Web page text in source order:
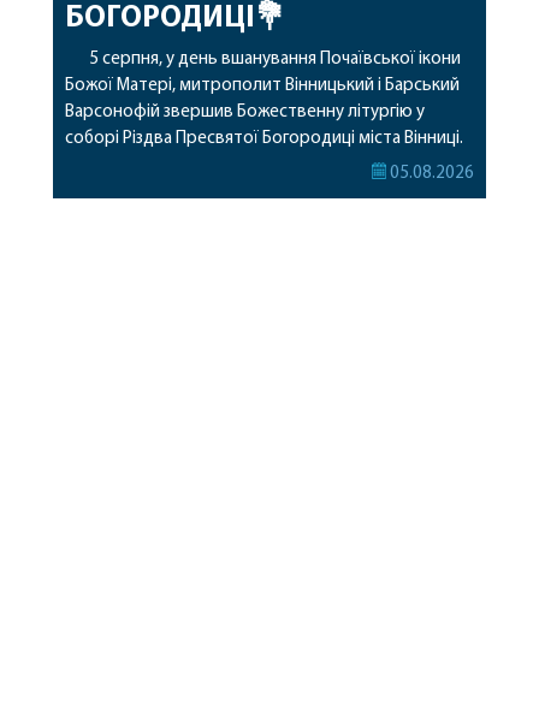
БОГОРОДИЦІ💐
5 серпня, у день вшанування Почаївської ікони
Божої Матері, митрополит Вінницький і Барський
Варсонофій звершив Божественну літургію у
соборі Різдва Пресвятої Богородиці міста Вінниці.
Його Високопреосвященству співслужили05.08.2026